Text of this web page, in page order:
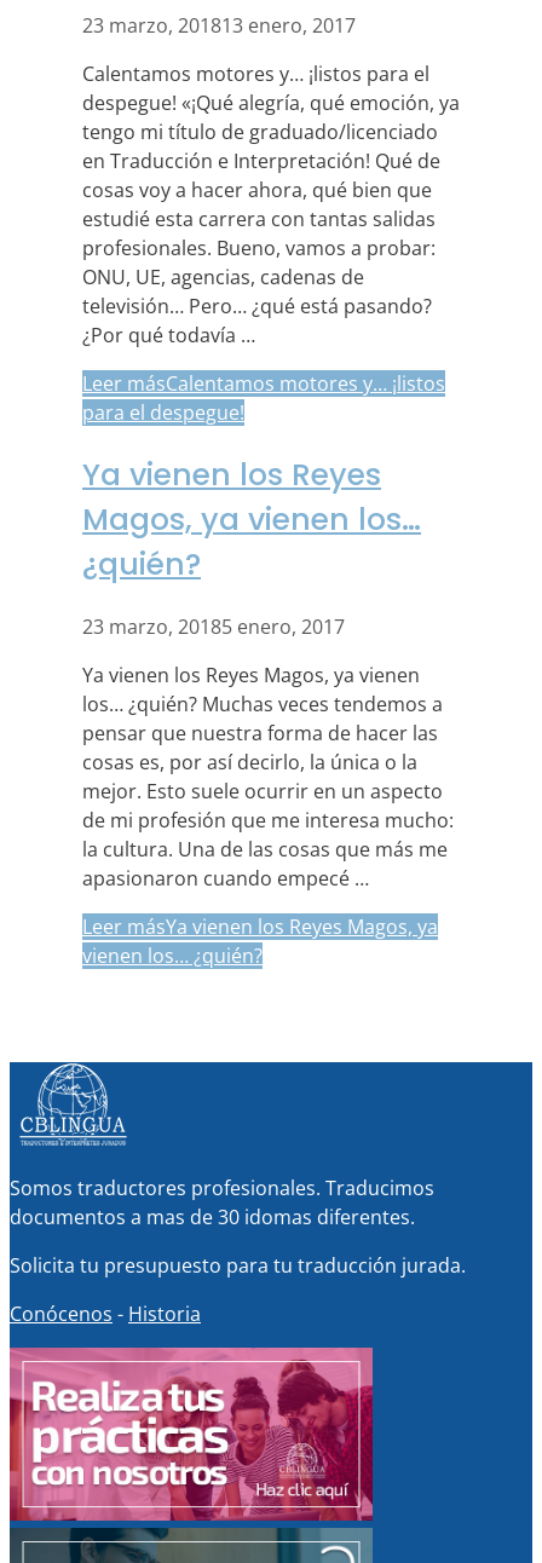
23 marzo, 201813 enero, 2017
Calentamos motores y… ¡listos para el
despegue! «¡Qué alegría, qué emoción, ya
tengo mi título de graduado/licenciado
en Traducción e Interpretación! Qué de
cosas voy a hacer ahora, qué bien que
estudié esta carrera con tantas salidas
profesionales. Bueno, vamos a probar:
ONU, UE, agencias, cadenas de
televisión… Pero… ¿qué está pasando?
¿Por qué todavía …
Leer másCalentamos motores y… ¡listos
para el despegue!
Ya vienen los Reyes
Magos, ya vienen los…
¿quién?
23 marzo, 20185 enero, 2017
Ya vienen los Reyes Magos, ya vienen
los… ¿quién? Muchas veces tendemos a
pensar que nuestra forma de hacer las
cosas es, por así decirlo, la única o la
mejor. Esto suele ocurrir en un aspecto
de mi profesión que me interesa mucho:
la cultura. Una de las cosas que más me
apasionaron cuando empecé …
Leer másYa vienen los Reyes Magos, ya
vienen los… ¿quién?
Somos traductores profesionales. Traducimos
documentos a mas de 30 idomas diferentes.
Solicita tu presupuesto para tu traducción jurada.
Conócenos - Historia